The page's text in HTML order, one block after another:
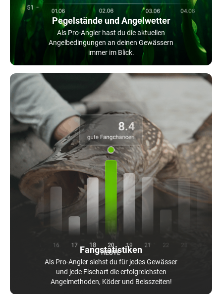
Pegelstände und Angelwetter
Als Pro-Angler hast du die aktuellen
Angelbedingungen an deinen Gewässern
immer im Blick.
Fangstatistiken
Als Pro-Angler siehst du für jedes Gewässer
und jede Fischart die erfolgreichsten
Angelmethoden, Köder und Beisszeiten!